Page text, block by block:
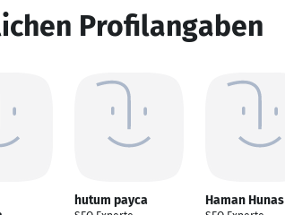
Profilangaben
hutum payca Haman Hunas